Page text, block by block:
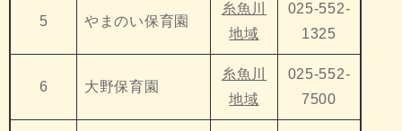
5 やまのい保育園
糸魚川
地域
025-552-
1325
6 大野保育園
糸魚川
地域
025-552-
7500